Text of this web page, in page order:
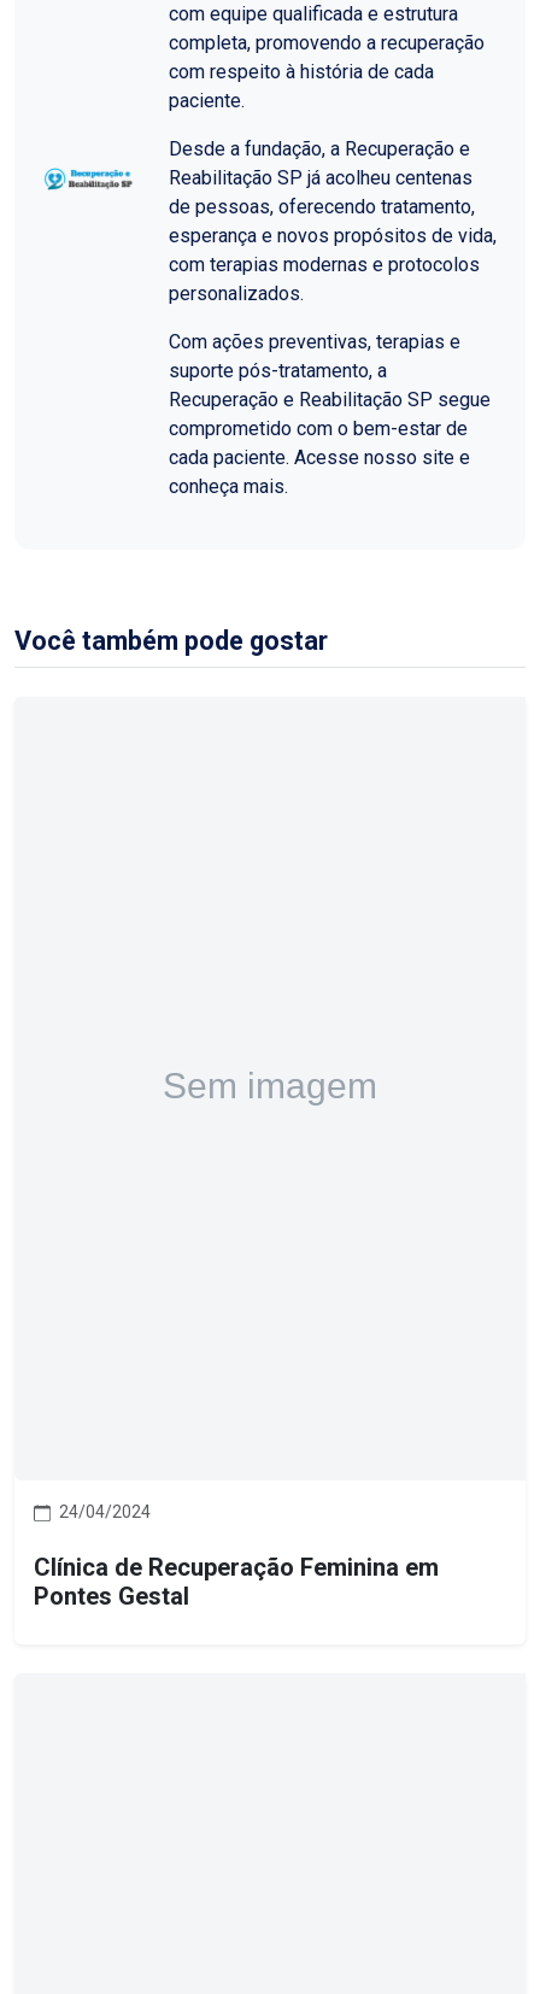
com equipe qualificada e estrutura
completa, promovendo a recuperação
com respeito à história de cada
paciente.
Desde a fundação, a Recuperação e
Reabilitação SP já acolheu centenas
de pessoas, oferecendo tratamento,
esperança e novos propósitos de vida,
com terapias modernas e protocolos
personalizados.
Com ações preventivas, terapias e
suporte pós-tratamento, a
Recuperação e Reabilitação SP segue
comprometido com o bem-estar de
cada paciente. Acesse nosso site e
conheça mais.
Você também pode gostar
24/04/2024
Clínica de Recuperação Feminina em
Pontes Gestal